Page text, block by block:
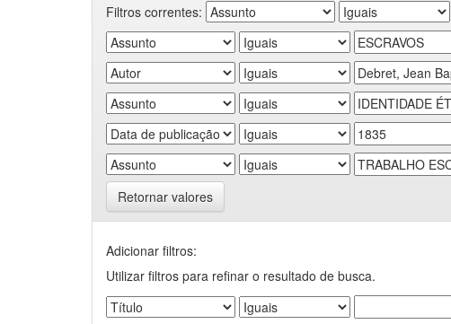
Filtros correntes:
Retornar valores
Adicionar filtros:
Utilizar filtros para refinar o resultado de busca.